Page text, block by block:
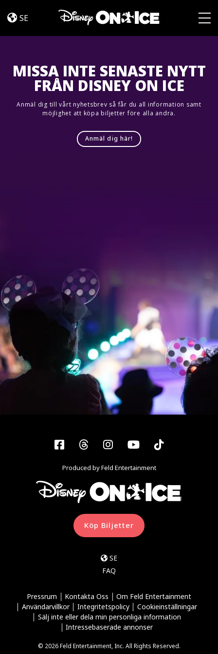
In!SE
MISSA INTE SENASTE NYTT
FRÅN DISNEY ON ICE
Anmäl dig till vårt nyhetsbrev så får du all information samt
möjlighet att köpa biljetter före alla andra.
Anmäl dig här!
Facebook
ThreadsInstagram
YouTubeTiktok
Produced by Feld Entertainment
Köp Biljetter
SE
FAQ
Pressrum Kontakta Oss
Om Feld Entertainment
Användarvillkor
Integritetspolicy
Cookieinställningar
Sälj inte eller dela min personliga information
Intressebaserade annonser
© 2026 Feld Entertainment, Inc. All Rights Reserved.